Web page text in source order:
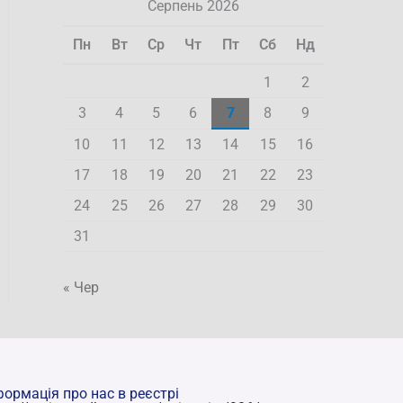
Серпень 2026
Пн Вт Ср Чт Пт Сб Нд
1
2
3
4 5 6 7 8
9
10
11 12 13 14 15
16
17
18 19 20 21 22
23
24
25 26 27 28 29
30
31
« Чер
про нас в реєстрі